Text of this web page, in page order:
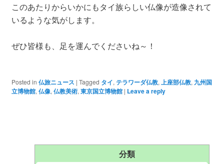
このあたりからいかにもタイ族らしい仏像が造像されて
いるような気がします。
ぜひ皆様も、足を運んでくださいね～！
Posted in 仏旅ニュース | Tagged タイ, テラワーダ仏教, 上座部仏教, 九州国
立博物館, 仏像, 仏教美術, 東京国立博物館 | Leave a reply
分類